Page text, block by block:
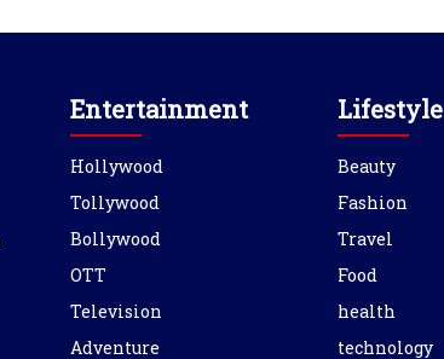
Entertainment
Hollywood
Tollywood
Bollywood
OTT
Television
Adventure
Lifestyle
Beauty
Fashion
Travel
Food
health
technology